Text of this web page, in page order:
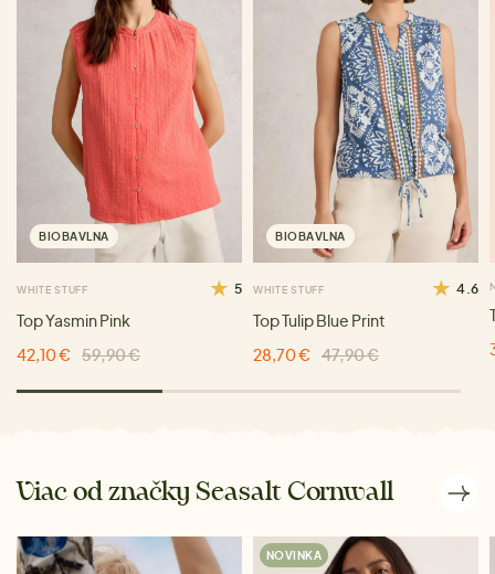
BIOBAVLNA
WHITE STUFF 5
Top Yasmin Pink
42,10 €
59,90 €
BIOBAVLNA
WHITE STUFF 4.6
Top Tulip Blue Print
28,70 €
47,90 €
Viac od značky Seasalt Cornwall
NOVINKA